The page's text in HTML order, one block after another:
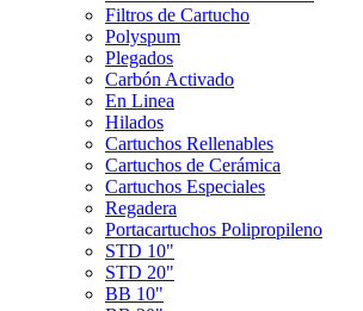
Filtros de Cartucho
Polyspum
Plegados
Carbón Activado
En Linea
Hilados
Cartuchos Rellenables
Cartuchos de Cerámica
Cartuchos Especiales
Regadera
Portacartuchos Polipropileno
STD 10"
STD 20"
BB 10"